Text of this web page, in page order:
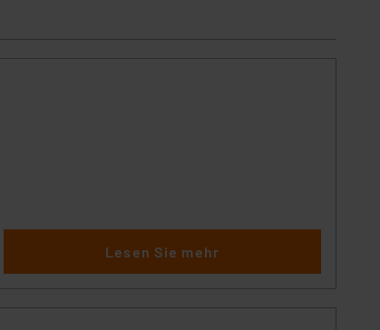
Lesen Sie mehr